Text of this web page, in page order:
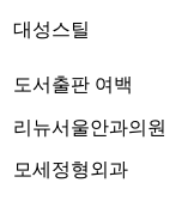
대성스틸
도서출판 여백
리뉴서울안과의원
모세정형외과